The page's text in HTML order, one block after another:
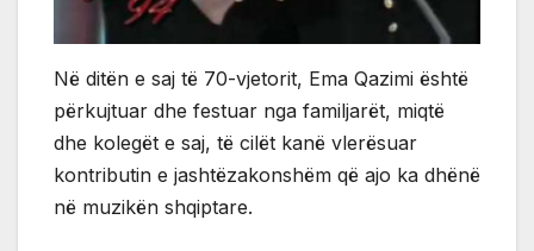
Në ditën e saj të 70-vjetorit, Ema Qazimi është
përkujtuar dhe festuar nga familjarët, miqtë
dhe kolegët e saj, të cilët kanë vlerësuar
kontributin e jashtëzakonshëm që ajo ka dhënë
në muzikën shqiptare.